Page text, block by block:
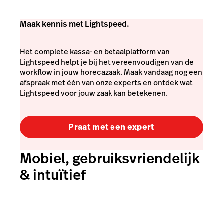
Maak kennis met Lightspeed.
Het complete kassa- en betaalplatform van
Lightspeed helpt je bij het vereenvoudigen van de
workflow in jouw horecazaak. Maak vandaag nog een
afspraak met één van onze experts en ontdek wat
Lightspeed voor jouw zaak kan betekenen.
Praat met een expert
Mobiel, gebruiksvriendelijk
& intuïtief